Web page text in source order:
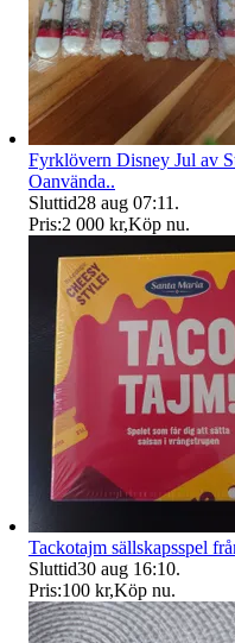
Fyrklövern Disney Jul av
Oanvända..
Sluttid28 aug 07:11 .
Pris:2 000 kr,Köp nu.
Tackotajm sällskapsspel
Sluttid30 aug 16:10.
Pris:100 kr,Köp nu.